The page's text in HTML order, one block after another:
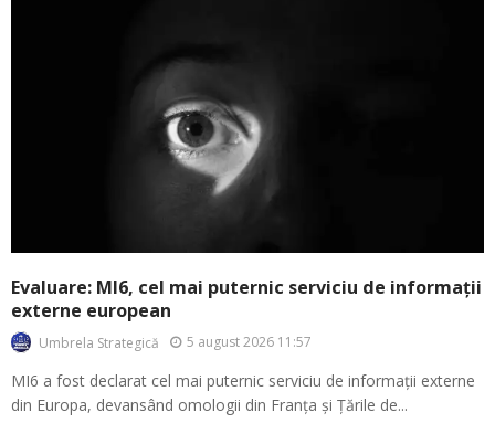
Evaluare: MI6, cel mai puternic serviciu de informații
externe european
Umbrela Strategică 5 august 2026 11:57
MI6 a fost declarat cel mai puternic serviciu de informații externe
din Europa, devansând omologii din Franța și Țările de...